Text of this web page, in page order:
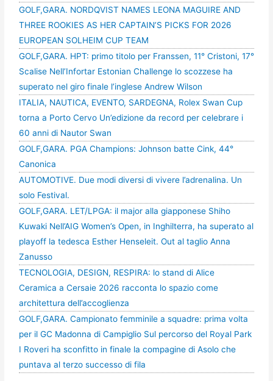
GOLF,GARA. NORDQVIST NAMES LEONA MAGUIRE AND
THREE ROOKIES AS HER CAPTAIN’S PICKS FOR 2026
EUROPEAN SOLHEIM CUP TEAM
GOLF,GARA. HPT: primo titolo per Franssen, 11° Cristoni, 17°
Scalise Nell’Infortar Estonian Challenge lo scozzese ha
superato nel giro finale l’inglese Andrew Wilson
ITALIA, NAUTICA, EVENTO, SARDEGNA, Rolex Swan Cup
torna a Porto Cervo Un’edizione da record per celebrare i
60 anni di Nautor Swan
GOLF,GARA. PGA Champions: Johnson batte Cink, 44°
Canonica
AUTOMOTIVE. Due modi diversi di vivere l’adrenalina. Un
solo Festival.
GOLF,GARA. LET/LPGA: il major alla giapponese Shiho
Kuwaki Nell’AIG Women’s Open, in Inghilterra, ha superato al
playoff la tedesca Esther Henseleit. Out al taglio Anna
Zanusso
TECNOLOGIA, DESIGN, RESPIRA: lo stand di Alice
Ceramica a Cersaie 2026 racconta lo spazio come
architettura dell’accoglienza
GOLF,GARA. Campionato femminile a squadre: prima volta
per il GC Madonna di Campiglio Sul percorso del Royal Park
I Roveri ha sconfitto in finale la compagine di Asolo che
puntava al terzo successo di fila